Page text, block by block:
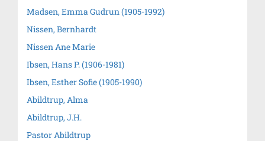
Madsen, Emma Gudrun (1905-1992)
Nissen, Bernhardt
Nissen Ane Marie
Ibsen, Hans P. (1906-1981)
Ibsen, Esther Sofie (1905-1990)
Abildtrup, Alma
Abildtrup, J.H.
Pastor Abildtrup